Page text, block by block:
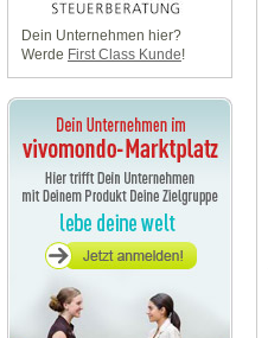
Dein Unternehmen hier?
Werde First Class Kunde!